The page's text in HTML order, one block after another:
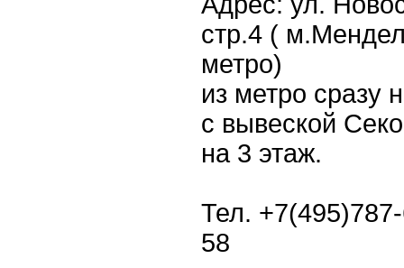
стр.4 (
метро)
из метро сразу
с вывеской
на 3 этаж.
Тел.
58